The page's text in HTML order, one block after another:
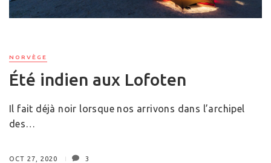
NORVÈGE
Été indien aux Lofoten
Il fait déjà noir lorsque nos arrivons dans l’archipel
des…
OCT 27, 2020 3